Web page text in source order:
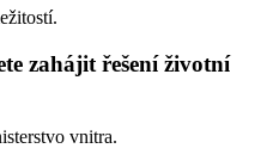
zahájit řešení životní
vnitra.